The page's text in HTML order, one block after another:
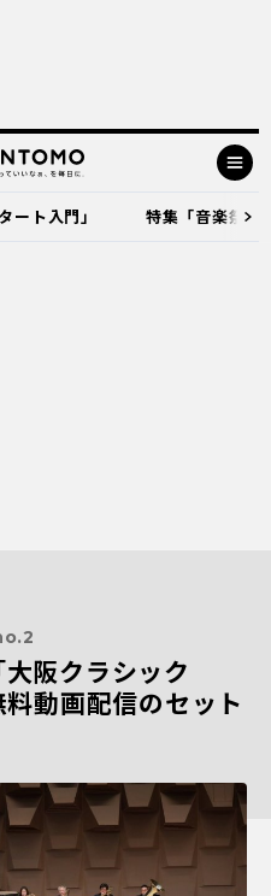
ート入門」 特集「音楽祭
阪クラシック
動画配信のセット